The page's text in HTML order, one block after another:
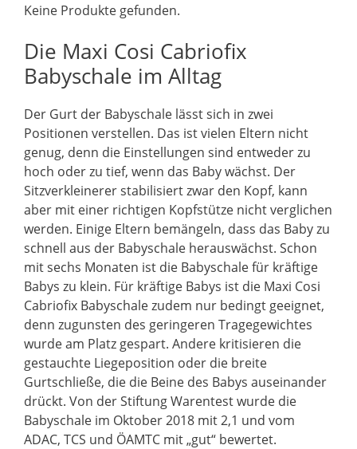
Keine Produkte gefunden.
Die Maxi Cosi Cabriofix
Babyschale im Alltag
Der Gurt der Babyschale lässt sich in zwei
Positionen verstellen. Das ist vielen Eltern nicht
genug, denn die Einstellungen sind entweder zu
hoch oder zu tief, wenn das Baby wächst. Der
Sitzverkleinerer stabilisiert zwar den Kopf, kann
aber mit einer richtigen Kopfstütze nicht verglichen
werden. Einige Eltern bemängeln, dass das Baby zu
schnell aus der Babyschale herauswächst. Schon
mit sechs Monaten ist die Babyschale für kräftige
Babys zu klein. Für kräftige Babys ist die Maxi Cosi
Cabriofix Babyschale zudem nur bedingt geeignet,
denn zugunsten des geringeren Tragegewichtes
wurde am Platz gespart. Andere kritisieren die
gestauchte Liegeposition oder die breite
Gurtschließe, die die Beine des Babys auseinander
drückt. Von der Stiftung Warentest wurde die
Babyschale im Oktober 2018 mit 2,1 und vom
ADAC, TCS und ÖAMTC mit „gut“ bewertet.